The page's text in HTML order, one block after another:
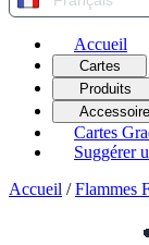
Accueil
Cartes
Produits
Cartes
Suggérer
Accueil / Flammes